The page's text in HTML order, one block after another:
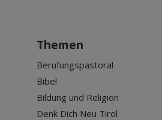
Themen
Berufungspastoral
Bibel
Bildung und Religion
Denk Dich Neu Tirol